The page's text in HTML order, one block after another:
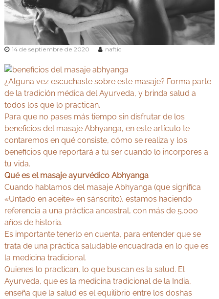
Y
o
g
y
A
y
v
e
n
a
d
r
14 de septiembre de 2020 naftic
¿Alguna vez escuchaste sobre este masaje? Forma parte
de la tradición médica del Ayurveda, y brinda salud a
todos los que lo practican.
Para que no pases más tiempo sin disfrutar de los
beneficios del masaje Abhyanga, en este artículo te
contaremos en qué consiste, cómo se realiza y los
beneficios que reportará a tu ser cuando lo incorpores a
tu vida.
Qué es el masaje ayurvédico Abhyanga
Cuando hablamos del masaje Abhyanga (que significa
«Untado en aceite» en sánscrito), estamos haciendo
referencia a una práctica ancestral, con más de 5.000
años de historia.
Es importante tenerlo en cuenta, para entender que se
trata de una práctica saludable encuadrada en lo que es
la medicina tradicional.
Quienes lo practican, lo que buscan es la salud. El
Ayurveda, que es la medicina tradicional de la India,
enseña que la salud es el equilibrio entre los doshas